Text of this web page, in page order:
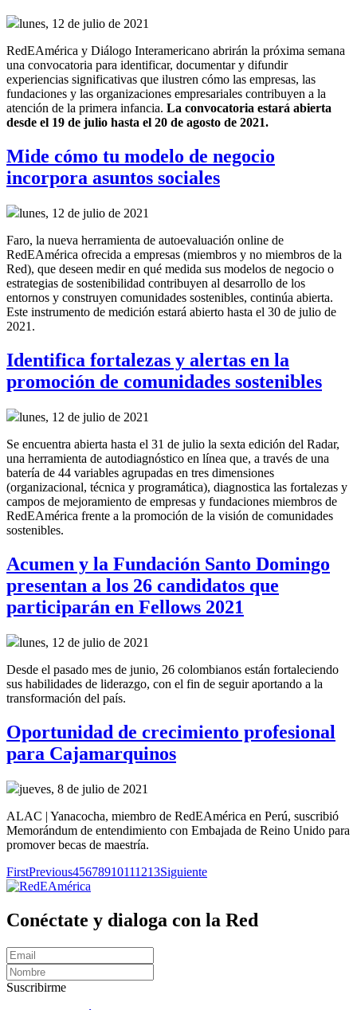
lunes, 12 de julio de 2021
RedEAmérica y Diálogo Interamericano abrirán la próxima semana
una convocatoria para identificar, documentar y difundir
experiencias significativas que ilustren cómo las empresas, las
fundaciones y las organizaciones empresariales contribuyen a la
atención de la primera infancia. La convocatoria estará abierta
desde el 19 de julio hasta el 20 de agosto de 2021.
Mide cómo tu modelo de negocio
incorpora asuntos sociales
lunes, 12 de julio de 2021
Faro, la nueva herramienta de autoevaluación online de
RedEAmérica ofrecida a empresas (miembros y no miembros de la
Red), que deseen medir en qué medida sus modelos de negocio o
estrategias de sostenibilidad contribuyen al desarrollo de los
entornos y construyen comunidades sostenibles, continúa abierta.
Este instrumento de medición estará abierto hasta el 30 de julio de
2021.
Identifica fortalezas y alertas en la
promoción de comunidades sostenibles
lunes, 12 de julio de 2021
Se encuentra abierta hasta el 31 de julio la sexta edición del Radar,
una herramienta de autodiagnóstico en línea que, a través de una
batería de 44 variables agrupadas en tres dimensiones
(organizacional, técnica y programática), diagnostica las fortalezas y
campos de mejoramiento de empresas y fundaciones miembros de
RedEAmérica frente a la promoción de la visión de comunidades
sostenibles.
Acumen y la Fundación Santo Domingo
presentan a los 26 candidatos que
participarán en Fellows 2021
lunes, 12 de julio de 2021
Desde el pasado mes de junio, 26 colombianos están fortaleciendo
sus habilidades de liderazgo, con el fin de seguir aportando a la
transformación del país.
Oportunidad de crecimiento profesional
para Cajamarquinos
jueves, 8 de julio de 2021
ALAC | Yanacocha, miembro de RedEAmérica en Perú, suscribió
Memorándum de entendimiento con Embajada de Reino Unido para
promover becas de maestría.
FirstPrevious45678910111213Siguiente
Conéctate y dialoga con la Red
Suscribirme